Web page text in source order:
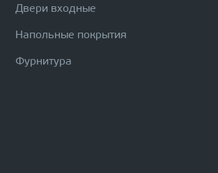
Двери входные
Напольные покрытия
Фурнитура